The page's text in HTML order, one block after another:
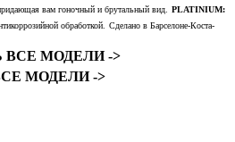
вам гоночный и брутальный вид. PLATINIUM:
обработкой. Сделано в Барселоне-Коста-
ВСЕ МОДЕЛИ ->
МОДЕЛИ ->